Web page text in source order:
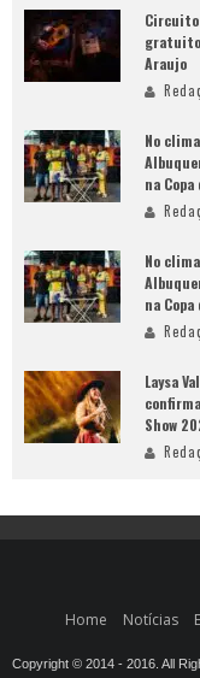
Circuito
gratuito
Araujo
No
na
No
na
Laysa
Show
Home Notícias
Copyright © 2014 - 2016. All